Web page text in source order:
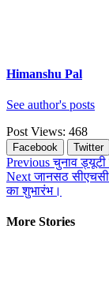
Himanshu Pal
See author's posts
Post Views: 468
Facebook Twitter
Continue
Reading
Previousचुनाव ड्यूटी
Nextजानसठ सीएचसी
का शुभारंभ।
More Stories